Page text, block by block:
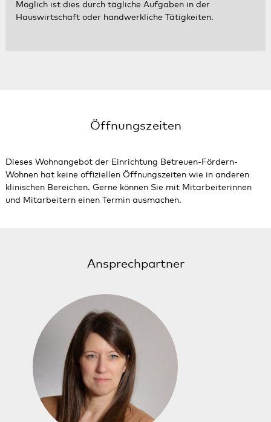
Möglich ist dies durch tägliche Aufgaben in der
Hauswirtschaft oder handwerkliche Tätigkeiten.
Öffnungszeiten
Dieses Wohnangebot der Einrichtung Betreuen-Fördern-
Wohnen hat keine offiziellen Öffnungszeiten wie in anderen
klinischen Bereichen. Gerne können Sie mit Mitarbeiterinnen
und Mitarbeitern einen Termin ausmachen.
Ansprechpartner